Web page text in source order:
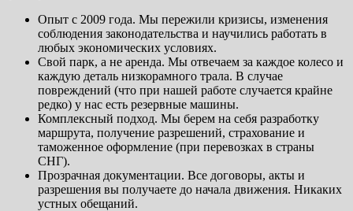
Опыт с 2009 года. Мы пережили кризисы, изменения
соблюдения законодательства и научились работать в
любых экономических условиях.
Свой парк, а не аренда. Мы отвечаем за каждое колесо и
каждую деталь низкорамного трала. В случае
повреждений (что при нашей работе случается крайне
редко) у нас есть резервные машины.
Комплексный подход. Мы берем на себя разработку
маршрута, получение разрешений, страхование и
таможенное оформление (при перевозках в страны
СНГ).
Прозрачная документации. Все договоры, акты и
разрешения вы получаете до начала движения. Никаких
устных обещаний.